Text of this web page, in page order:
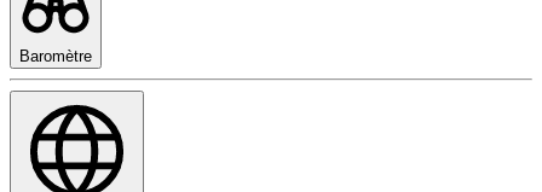
Baromètre